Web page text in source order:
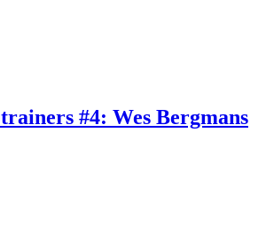
#4: Wes Bergmans